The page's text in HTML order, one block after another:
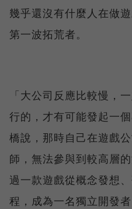
幾乎還沒有什麼人在做
第一波拓荒者。
「大公司反應比較慢，
行的，才有可能發起一
橋說，那時自己在遊戲
師，無法參與到較高層
過一款遊戲從概念發想
程，成為一名獨立開發